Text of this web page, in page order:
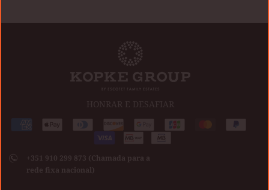
HONRAR E DESAFIAR
Méthodes
acceptées
AmericanApple
Diners DiscoverGoogle
pay
Jcb Master Paypal
Visa
+351 910 299 873 (Chamada para a
rede fixa nacional)